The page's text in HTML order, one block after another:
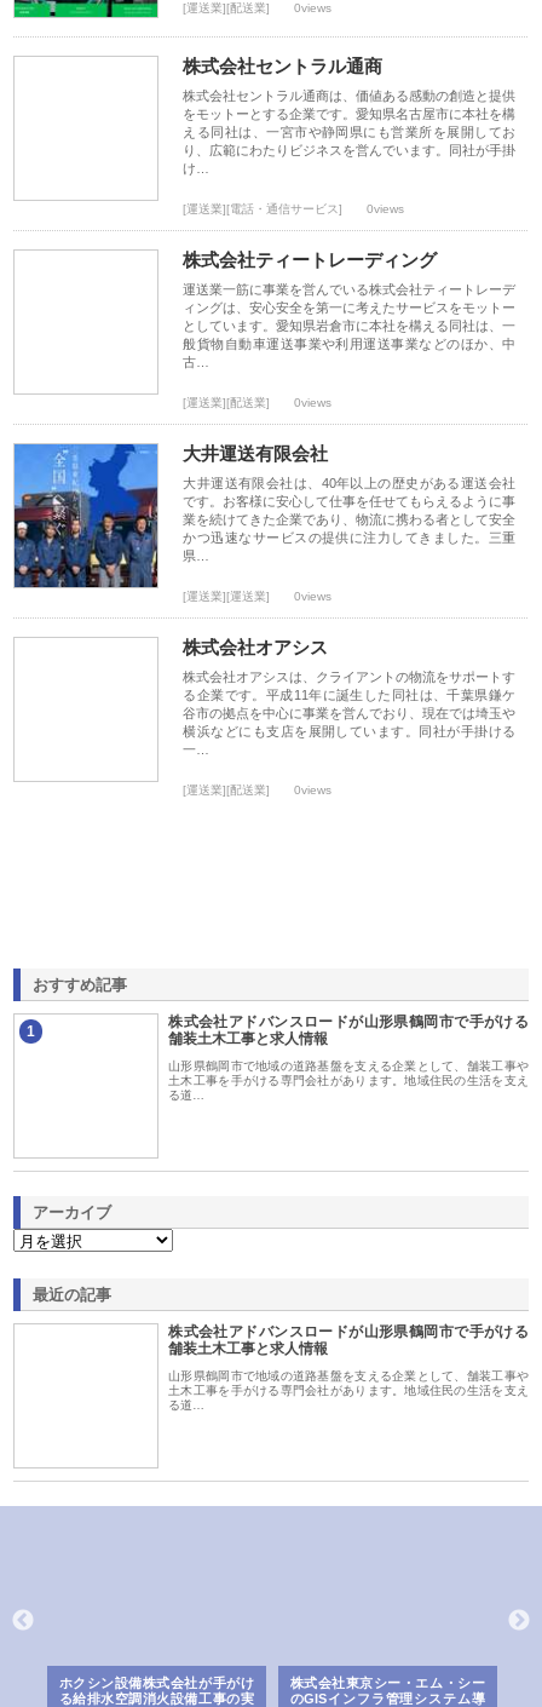
[運送業][配送業] 0views
株式会社セントラル通商
株式会社セントラル通商は、価値ある感動の創造と提供
をモットーとする企業です。愛知県名古屋市に本社を構
える同社は、一宮市や静岡県にも営業所を展開してお
り、広範にわたりビジネスを営んでいます。同社が手掛
け…
[運送業][電話・通信サービス] 0views
株式会社ティートレーディング
運送業一筋に事業を営んでいる株式会社ティートレーデ
ィングは、安心安全を第一に考えたサービスをモットー
としています。愛知県岩倉市に本社を構える同社は、一
般貨物自動車運送事業や利用運送事業などのほか、中
古…
[運送業][配送業] 0views
大井運送有限会社
大井運送有限会社は、40年以上の歴史がある運送会社
です。お客様に安心して仕事を任せてもらえるように事
業を続けてきた企業であり、物流に携わる者として安全
かつ迅速なサービスの提供に注力してきました。三重
県…
[運送業][運送業] 0views
株式会社オアシス
株式会社オアシスは、クライアントの物流をサポートす
る企業です。平成11年に誕生した同社は、千葉県鎌ケ
谷市の拠点を中心に事業を営んでおり、現在では埼玉や
横浜などにも支店を展開しています。同社が手掛ける
一…
[運送業][配送業] 0views
おすすめ記事
1
株式会社アドバンスロードが山形県鶴岡市で手がける
舗装土木工事と求人情報
山形県鶴岡市で地域の道路基盤を支える企業として、舗装工事や
土木工事を手がける専門会社があります。地域住民の生活を支え
る道…
アーカイブ
最近の記事
株式会社アドバンスロードが山形県鶴岡市で手がける
舗装土木工事と求人情報
山形県鶴岡市で地域の道路基盤を支える企業として、舗装工事や
土木工事を手がける専門会社があります。地域住民の生活を支え
る道…
エム・シー
システム導
株式会社アクアスペースが水中
から陸上まで一貫施工できる理
株式会社地盤調査事務所が選
れ続ける理由と建設コンサル